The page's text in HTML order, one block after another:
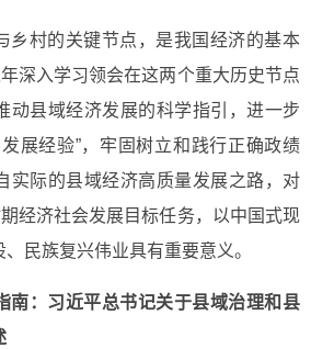
乡村的关键节点，是我国经济的基本
深入学习领会在这两个重大历史节点
动县域经济发展的科学指引，进一步
展经验”，牢固树立和践行正确政绩
实际的县域经济高质量发展之路，对
经济社会发展目标任务，以中国式现
民族复兴伟业具有重要意义。
南：习近平总书记关于县域治理和县